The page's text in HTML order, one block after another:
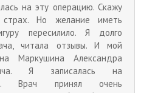
на эту операцию. Скажу
Но желание иметь
пересилило. Я долго
читала отзывы. И мой
Маркушина Александра
Я записалась на
Врач принял очень